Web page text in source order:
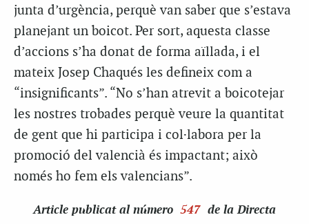
junta d’urgència, perquè van saber que s’estava
planejant un boicot. Per sort, aquesta classe
d’accions s’ha donat de forma aïllada, i el
mateix Josep Chaqués les defineix com a
“insignificants”. “No s’han atrevit a boicotejar
les nostres trobades perquè veure la quantitat
de gent que hi participa i col·labora per la
promoció del valencià és impactant; això
només ho fem els valencians”.
Article publicat al número 547 de la Directa